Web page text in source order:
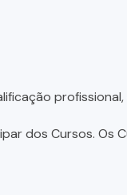
dos Cursos.